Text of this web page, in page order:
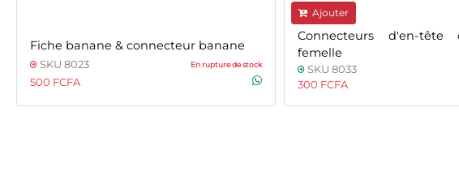
Fiche banane & connecteur banane
SKU 8023 En rupture de stock
500 FCFA
Ajouter
Connecteurs d'en-tête
femelle
SKU 8033
300 FCFA